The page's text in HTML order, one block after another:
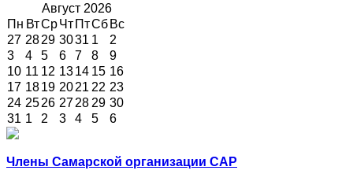
Август 2026
Пн ВтСрЧт ПтСб Вс
27 2829 3031 1
2
3
4 5 6 7 8
9
10 11 12 1314 15 16
17 1819 202122 23
24 2526 272829 30
31 1 2 3 4 5 6
Члены Самарской организации САР